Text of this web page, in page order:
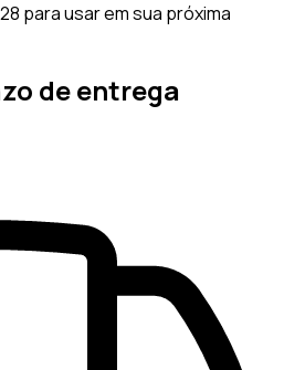
para usar em sua próxima
de entrega